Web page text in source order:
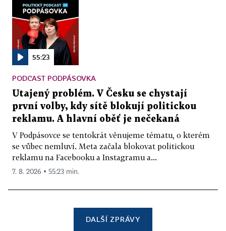
55:23
PODCAST PODPÁSOVKA
Utajený problém. V Česku se chystají
první volby, kdy sítě blokují politickou
reklamu. A hlavní oběť je nečekaná
V Podpásovce se tentokrát věnujeme tématu, o kterém
se vůbec nemluví. Meta začala blokovat politickou
reklamu na Facebooku a Instagramu a...
7. 8. 2026 ▪ 55:23 min.
DALŠÍ ZPRÁVY